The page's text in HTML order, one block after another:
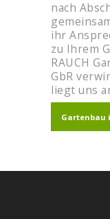
nach
ihr
zu Ihrem
RAUCH
GbR
liegt uns
Gartenbau